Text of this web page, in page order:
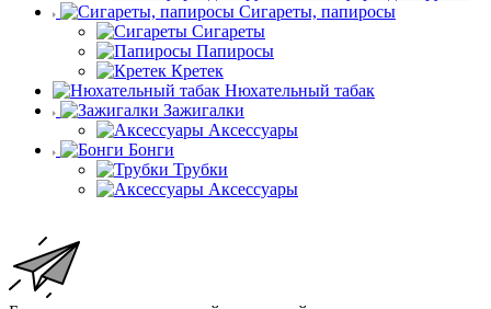
Сигареты, папиросы
Сигареты
Папиросы
Кретек
Нюхательный табак
Зажигалки
Аксессуары
Бонги
Трубки
Аксессуары